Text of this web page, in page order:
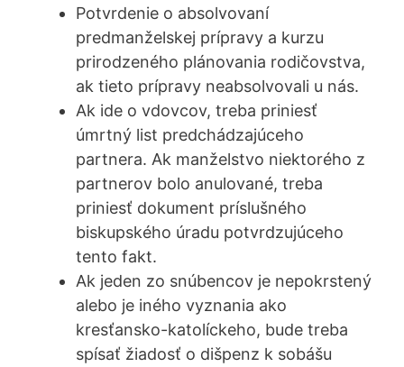
Potvrdenie o absolvovaní
predmanželskej prípravy a kurzu
prirodzeného plánovania rodičovstva,
ak tieto prípravy neabsolvovali u nás.
Ak ide o vdovcov, treba priniesť
úmrtný list predchádzajúceho
partnera. Ak manželstvo niektorého z
partnerov bolo anulované, treba
priniesť dokument príslušného
biskupského úradu potvrdzujúceho
tento fakt.
Ak jeden zo snúbencov je nepokrstený
alebo je iného vyznania ako
kresťansko-katolíckeho, bude treba
spísať žiadosť o dišpenz k sobášu